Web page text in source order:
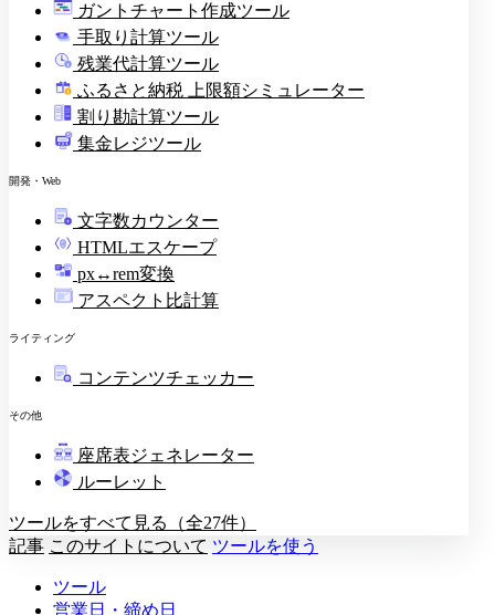
ガントチャート作成ツール
手取り計算ツール
残業代計算ツール
ふるさと納税 上限額シミュレーター
割り勘計算ツール
集金レジツール
開発・Web
文字数カウンター
HTMLエスケープ
px↔rem変換
アスペクト比計算
ライティング
コンテンツチェッカー
その他
教壇
座席表ジェネレーター
ルーレット
ツールをすべて見る（全27件）
記事 このサイトについて ツールを使う
ツール
営業日・締め日